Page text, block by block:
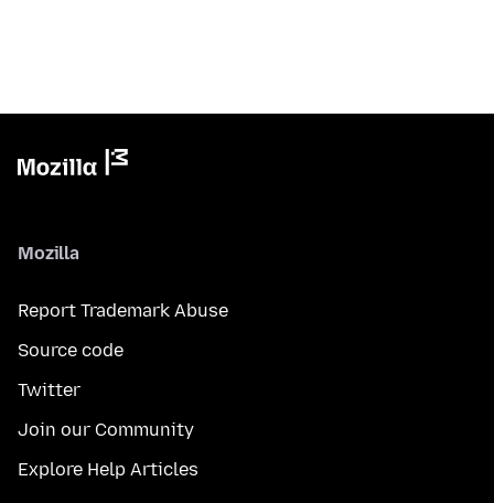
Mozilla
Report Trademark Abuse
Source code
Twitter
Join our Community
Explore Help Articles